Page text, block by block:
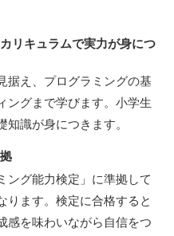
リキュラムで実力が身につ
据え、プログラミングの基
ングまで学びます。小学生
識が身につきます。
ング能力検定」に準拠して
ります。検定に合格すると
感を味わいながら自信をつ